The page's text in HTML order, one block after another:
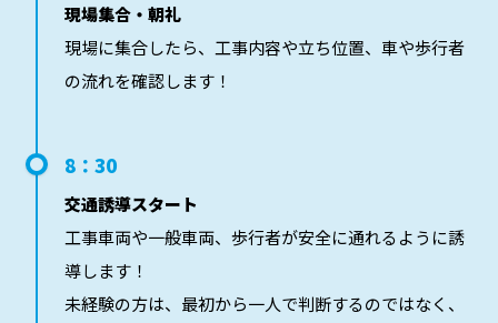
現場集合・朝礼
現場に集合したら、工事内容や立ち位置、車や歩行者
の流れを確認します！
8：30
交通誘導スタート
工事車両や一般車両、歩行者が安全に通れるように誘
導します！
未経験の方は、最初から一人で判断するのではなく、